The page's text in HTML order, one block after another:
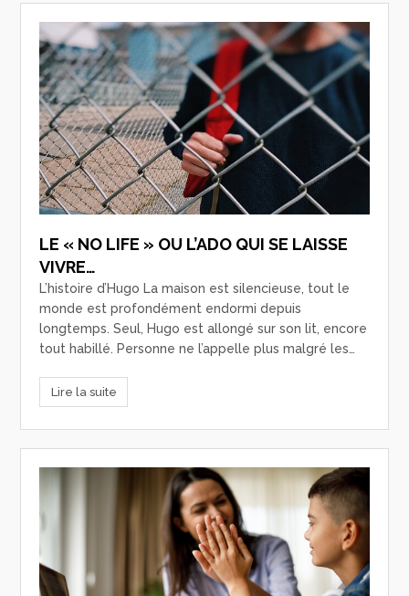
LE « NO LIFE » OU L’ADO QUI SE LAISSE
VIVRE…
L’histoire d’Hugo La maison est silencieuse, tout le
monde est profondément endormi depuis
longtemps. Seul, Hugo est allongé sur son lit, encore
tout habillé. Personne ne l’appelle plus malgré les…
Lire la suite